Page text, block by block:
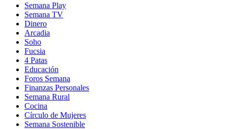
Semana Play
Semana TV
Dinero
Arcadia
Soho
in
new
window
Fucsia
in
new
window
4 Patas
Educación
Foros Semana
Finanzas Personales
Semana Rural
Cocina
Círculo de Mujeres
Semana Sostenible